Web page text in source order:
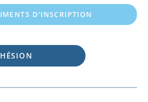
D'INSCRIPTION